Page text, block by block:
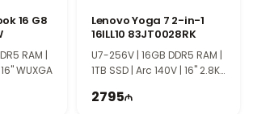
16 G8
RAM |
WUXGA
Lenovo Yoga 7 2-in-1
16ILL10 83JT0028RK
U7-256V | 16GB DDR5 RAM |
1TB SSD | Arc 140V | 16" 2.8K |
2795